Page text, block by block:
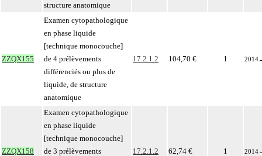
structure anatomique
ZZQX155
Examen cytopathologique
en phase liquide
[technique monocouche]
de 4 prélèvements
différenciés ou plus de
liquide, de structure
anatomique
17.2.1.2 104,70 € 1 2014
ZZQX158
Examen cytopathologique
en phase liquide
[technique monocouche]
de 3 prélèvements
17.2.1.2 62,74 € 1 2014